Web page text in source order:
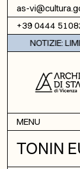
Vai al contenuto
as-
+39 0444
NOTIZIE:
MENU
TONIN